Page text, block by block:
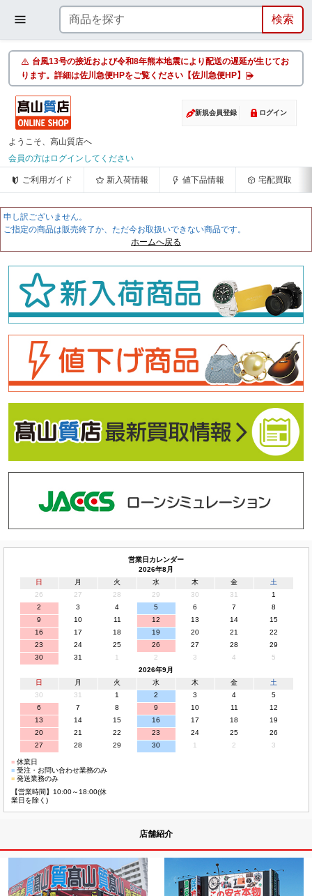
台風13号の接近および令和8年熊本地震により配送の遅延が生じてお
ります。詳細は佐川急便HPをご覧ください【佐川急便HP】
新規会員登録 ログイン
ようこそ、高山質店へ
会員の方はログインしてください
ご利用ガイド 新入荷情報 値下品情報 宅配買取
申し訳ございません。
ご指定の商品は販売終了か、ただ今お取扱いできない商品です。
ホームへ戻る
営業日カレンダー
2026年8月
日
月 火 水 木 金
土
26
27 28 29 30 31
1
2
3 4 5 6 7
8
9
10 11 12 13 14
15
16
17 18 19 20 21
22
23
24 25 26 27 28
29
30
31 1 2 3 4
5
2026年9月
日
月 火 水 木 金
土
30
31 1 2 3 4
5
6
7 8 9 10 11
12
13
14 15 16 17 18
19
20
21 22 23 24 25
26
27
28 29 30 1 2 3
■休業日
■受注・お問い合わせ業務のみ
■発送業務のみ
【営業時間】10:00～18:00(休
業日を除く)
店舗紹介